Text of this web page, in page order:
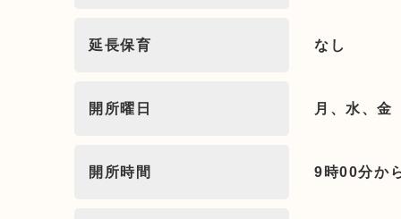
延長保育 なし
開所曜日 月、水、金
開所時間 9時00分か